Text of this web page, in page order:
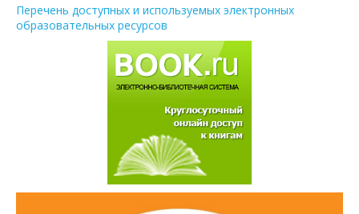
Перечень доступных и используемых электронных
образовательных ресурсов